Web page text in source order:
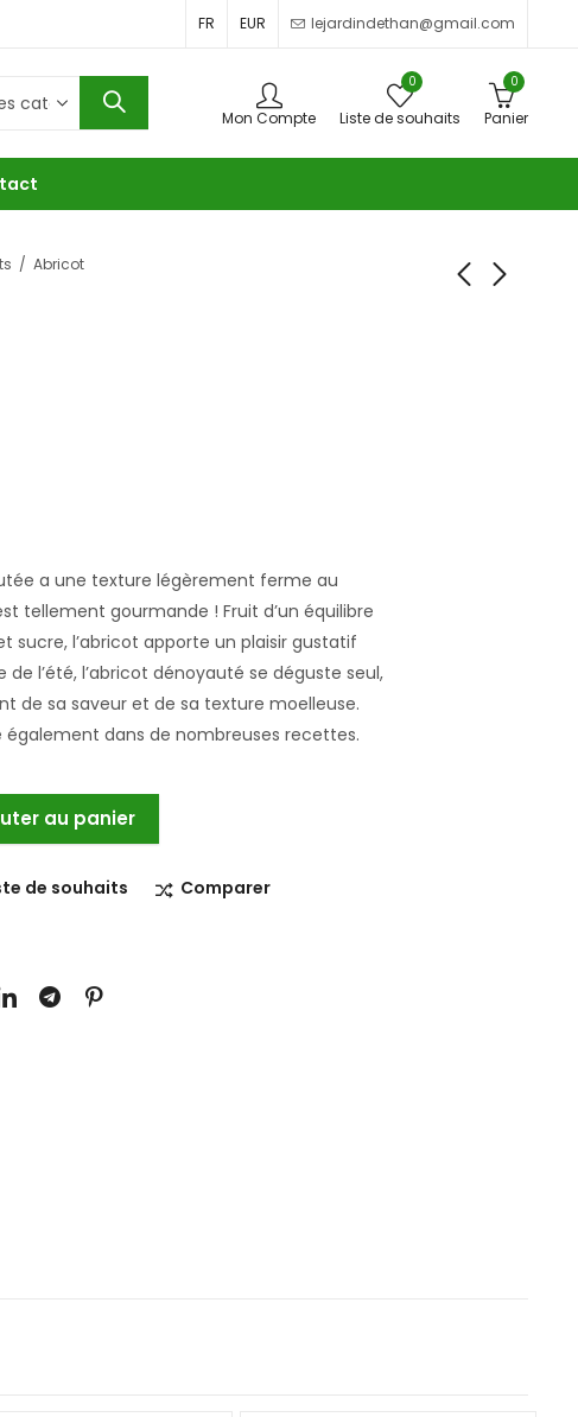
FR EUR lejardindethan@gmail.com
Mon Compte
0
Liste de souhaits
0
Panier
Abricot
a une texture légèrement ferme au
tellement gourmande ! Fruit d’un équilibre
sucre, l’abricot apporte un plaisir gustatif
l’été, l’abricot dénoyauté se déguste seul,
de sa saveur et de sa texture moelleuse.
également dans de nombreuses recettes.
au panier
de souhaits Comparer